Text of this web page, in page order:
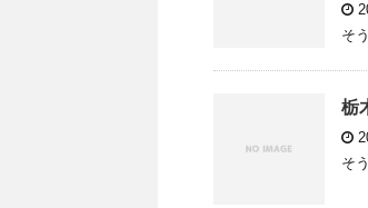
そ
栃
そ